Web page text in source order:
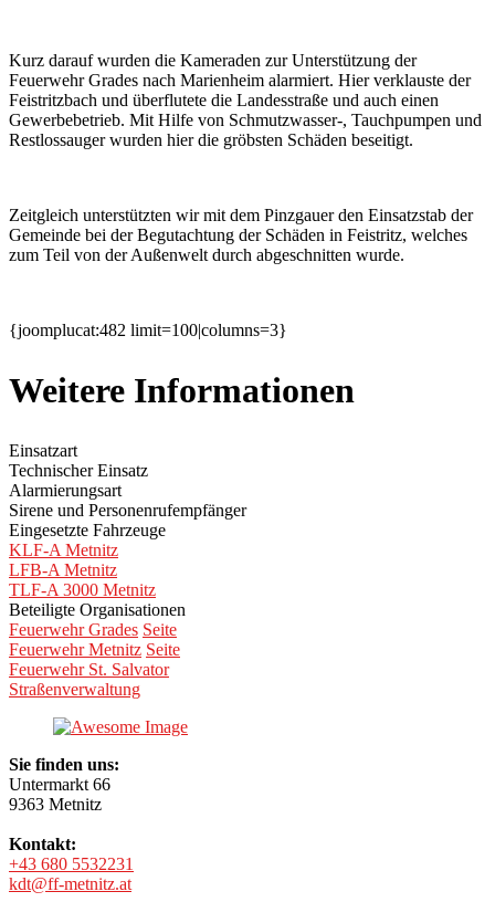
Kurz darauf wurden die Kameraden zur Unterstützung der
Feuerwehr Grades nach Marienheim alarmiert. Hier verklauste der
Feistritzbach und überflutete die Landesstraße und auch einen
Gewerbebetrieb. Mit Hilfe von Schmutzwasser-, Tauchpumpen und
Restlossauger wurden hier die gröbsten Schäden beseitigt.
Zeitgleich unterstützten wir mit dem Pinzgauer den Einsatzstab der
Gemeinde bei der Begutachtung der Schäden in Feistritz, welches
zum Teil von der Außenwelt durch abgeschnitten wurde.
{joomplucat:482 limit=100|columns=3}
Weitere Informationen
Einsatzart
Technischer Einsatz
Alarmierungsart
Sirene und Personenrufempfänger
Eingesetzte Fahrzeuge
KLF-A Metnitz
LFB-A Metnitz
TLF-A 3000 Metnitz
Beteiligte Organisationen
Feuerwehr Grades Seite
Feuerwehr Metnitz Seite
Feuerwehr St. Salvator
Straßenverwaltung
Sie finden uns:
Untermarkt 66
9363 Metnitz
Kontakt:
+43 680 5532231
kdt@ff-metnitz.at